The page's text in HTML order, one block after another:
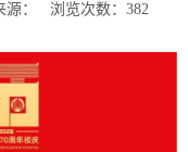
： 浏览次数： 382